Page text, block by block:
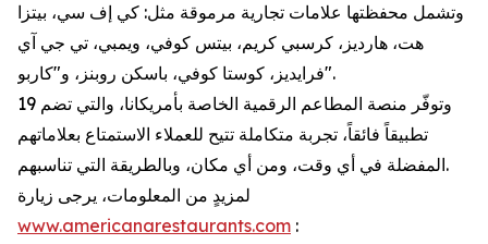
وتشمل محفظتها علامات تجارية مرموقة مثل: كي إف سي، بيتزا
هت، هارديز، كرسبي كريم، بيتس كوفي، ويمبي، تي جي آي
فرايديز، كوستا كوفي، باسكن روبنز، و"كاربو".
وتوفّر منصة المطاعم الرقمية الخاصة بأمريكانا، والتي تضم 19
تطبيقاً فائقاً، تجربة متكاملة تتيح للعملاء الاستمتاع بعلاماتهم
المفضلة في أي وقت، ومن أي مكان، وبالطريقة التي تناسبهم.
لمزيدٍ من المعلومات، يرجى زيارة
www.americanarestaurants.com :